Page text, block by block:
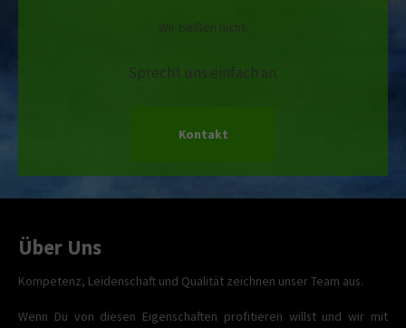
Wir beißen nicht.
Sprecht uns einfach an.
Kontakt
Über Uns
Kompetenz, Leidenschaft und Qualität zeichnen unser Team aus.
Wenn Du von diesen Eigenschaften profitieren willst und wir mit